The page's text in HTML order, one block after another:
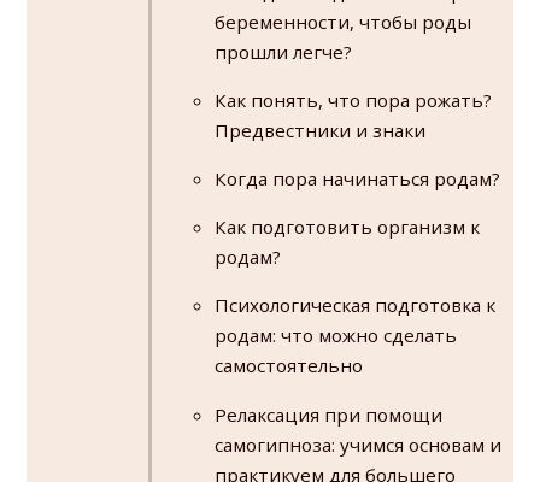
беременности, чтобы роды
прошли легче?
Как понять, что пора рожать?
Предвестники и знаки
Когда пора начинаться родам?
Как подготовить организм к
родам?
Психологическая подготовка к
родам: что можно сделать
самостоятельно
Релаксация при помощи
самогипноза: учимся основам и
практикуем для большего